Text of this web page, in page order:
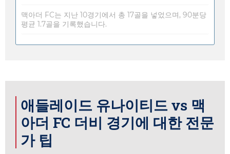
맥아더 FC는 지난 10경기에서 총 17골을 넣었으며, 90분당
평균 1.7골을 기록했습니다.
애들레이드 유나이티드 vs 맥
아더 FC 더비 경기에 대한 전문
가 팁